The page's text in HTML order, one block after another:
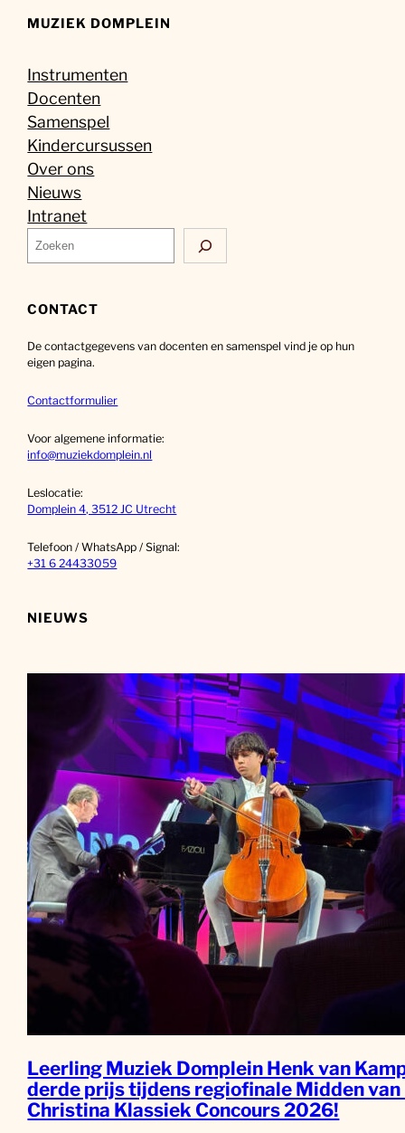
MUZIEK DOMPLEIN
Instrumenten
Docenten
Samenspel
Kindercursussen
Over ons
Nieuws
Intranet
Z
o
k
n
CONTACT
De contactgegevens van docenten en samenspel vind je op hun
eigen pagina.
Contactformulier
Voor algemene informatie:
info@muziekdomplein.nl
Leslocatie:
Domplein 4, 3512 JC Utrecht
Telefoon / WhatsApp / Signal:
+31 6 24433059
NIEUWS
Leerling Muziek Domplein Henk van
derde prijs tijdens regiofinale Midden van
Christina Klassiek Concours 2026!